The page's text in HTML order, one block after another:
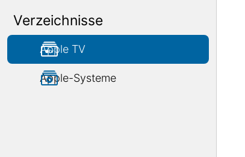
Verzeichnisse
Apple TV
Apple-Systeme